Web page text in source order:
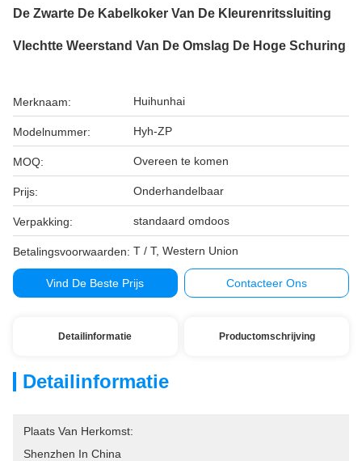
De Zwarte De Kabelkoker Van De Kleurenritssluiting
Vlechtte Weerstand Van De Omslag De Hoge Schuring
Merknaam: Huihunhai
Modelnummer: Hyh-ZP
MOQ: Overeen te komen
Prijs: Onderhandelbaar
Verpakking: standaard omdoos
Betalingsvoorwaarden: T / T, Western Union
Vind De Beste Prijs Contacteer Ons
Detailinformatie Productomschrijving
Detailinformatie
Plaats Van Herkomst:
Shenzhen In China